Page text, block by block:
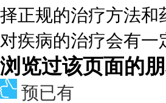
择正规的治疗方法和
对疾病的治疗会有一
浏览过该页面的
预已有